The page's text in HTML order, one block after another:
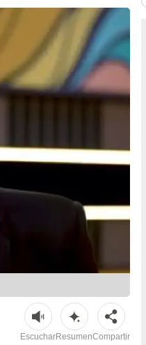
EscucharResumenCompartir